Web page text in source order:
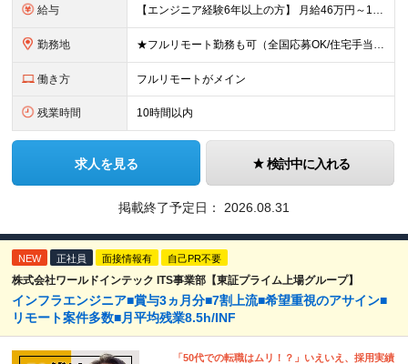
給与 【エンジニア経験6年以上の方】 月給46万円～100万円（固定残業代含む） ※上記月給には月30時間分の固定残業代（月8万7,400円～月19万円）を含む。超過分は全額支給。 【エンジニア経験4年以
勤務地 ★フルリモート勤務も可（全国応募OK/住宅手当を支給します） ※案件によって常駐が必要になる場合があります。 ※希望がない限り、転勤はありません ※U・Iターン歓迎 ★ルトラの社員は全国各地で活躍中
働き方 フルリモートがメイン
残業時間 10時間以内
求人を見る 検討中に入れる
掲載終了予定日： 2026.08.31
NEW 正社員 面接情報有 自己PR不要
株式会社ワールドインテック ITS事業部【東証プライム上場グループ】
インフラエンジニア■賞与3ヵ月分■7割上流■希望重視のアサイン■
リモート案件多数■月平均残業8.5h/INF
「50代での転職はムリ！？」いえいえ、採用実績